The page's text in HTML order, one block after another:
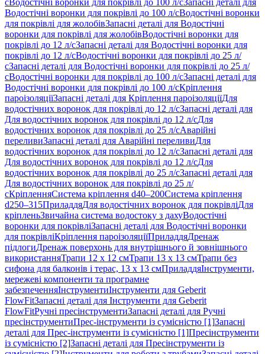
сВодостічні воронки для покрівлі до 100 л/сЗапасні деталі для
Водостічні воронки для покрівлі до 100 л/сВодостічні воронки
для покрівлі для жолобівЗапасні деталі для Водостічні
воронки для покрівлі для жолобівВодостічні воронки для
покрівлі до 12 л/сЗапасні деталі для Водостічні воронки для
покрівлі до 12 л/сВодостічні воронки для покрівлі до 25 л/
сЗапасні деталі для Водостічні воронки для покрівлі до 25 л/
сВодостічні воронки для покрівлі до 100 л/сЗапасні деталі для
Водостічні воронки для покрівлі до 100 л/сКріплення
пароізоляціїЗапасні деталі для Кріплення пароізоляціїДля
водостічних воронок для покрівлі до 12 л/сЗапасні деталі для
Для водостічних воронок для покрівлі до 12 л/сДля
водостічних воронок для покрівлі до 25 л/сАварійні
переливиЗапасні деталі для Аварійні переливиДля
водостічних воронок для покрівлі до 12 л/сЗапасні деталі для
Для водостічних воронок для покрівлі до 12 л/сДля
водостічних воронок для покрівлі до 25 л/сЗапасні деталі для
Для водостічних воронок для покрівлі до 25 л/
сКріпленняСистема кріплення d40–200Система кріплення
d250–315ПриладдяДля водостічних воронок для покрівліДля
кріпленьЗвичайна система водостоку з дахуВодостічні
воронки для покрівліЗапасні деталі для Водостічні воронки
для покрівліКріплення пароізоляціїПриладдяДренаж
підлогиДренаж поверхонь для внутрішнього й зовнішнього
використанняТрапи 12 x 12 смТрапи 13 x 13 смТрапи без
сифона для балконів і терас, 13 x 13 смПриладдяІнструменти,
мережеві компоненти та програмне
забезпеченняІнструментиІнструменти для Geberit
FlowFitЗапасні деталі для Інструменти для Geberit
FlowFitРучні пресінструментиЗапасні деталі для Ручні
пресінструментиПрес-інструменти із сумісністю [1]Запасні
деталі для Прес-інструменти із сумісністю [1]Пресінструменти
із сумісністю [2]Запасні деталі для Пресінструменти із